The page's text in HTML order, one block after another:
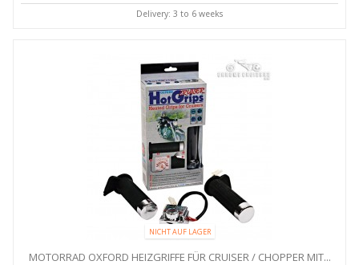
Delivery: 3 to 6 weeks
NICHT AUF LAGER
MOTORRAD OXFORD HEIZGRIFFE FÜR CRUISER / CHOPPER MIT...